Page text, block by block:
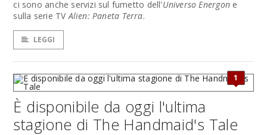
ci sono anche servizi sul fumetto dell'Universo Energone
sulla serie TVAlien: Paneta Terra.
LEGGI
1
È disponibile da oggi l'ultima
stagione di The Handmaid's Tale